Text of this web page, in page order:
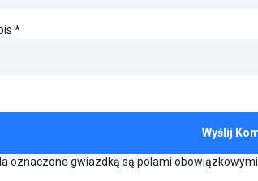
*
oznaczone gwiazdką są polami obowiązkowymi